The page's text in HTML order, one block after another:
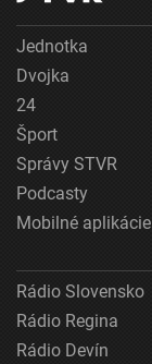
Jednotka
Dvojka
24
Šport
Správy STVR
Podcasty
Mobilné aplikácie
Rádio Slovensko
Rádio Regina
Rádio Devín